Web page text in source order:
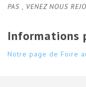
PAS , VENEZ NOUS
Informations
Notre page de Foire